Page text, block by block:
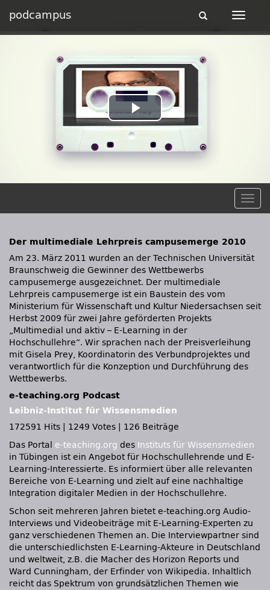
podcampus
Toggle
Toggle
Play
Video
Der multimediale Lehrpreis campusemerge 2010
Am 23. März 2011 wurden an der Technischen Universität
Braunschweig die Gewinner des Wettbewerbs
campusemerge ausgezeichnet. Der multimediale
Lehrpreis campusemerge ist ein Baustein des vom
Ministerium für Wissenschaft und Kultur Niedersachsen seit
Herbst 2009 für zwei Jahre geförderten Projekts
„Multimedial und aktiv – E-Learning in der
Hochschullehre“. Wir sprachen nach der Preisverleihung
mit Gisela Prey, Koordinatorin des Verbundprojektes und
verantwortlich für die Konzeption und Durchführung des
Wettbewerbs.
e-teaching.org Podcast
Leibniz-Institut für Wissensmedien
172591 Hits
1249 Votes
126 Beiträge
Das Portal e-teaching.org des Instituts für Wissensmedien
in Tübingen ist ein Angebot für Hochschullehrende und E-
Learning-Interessierte. Es informiert über alle relevanten
Bereiche von E-Learning und zielt auf eine nachhaltige
Integration digitaler Medien in der Hochschullehre.
Schon seit mehreren Jahren bietet e-teaching.org Audio-
Interviews und Videobeiträge mit E-Learning-Experten zu
ganz verschiedenen Themen an. Die Interviewpartner sind
die unterschiedlichsten E-Learning-Akteure in Deutschland
und weltweit, z.B. die Macher des Horizon Reports und
Ward Cunningham, der Erfinder von Wikipedia. Inhaltlich
reicht das Spektrum von grundsätzlichen Themen wie